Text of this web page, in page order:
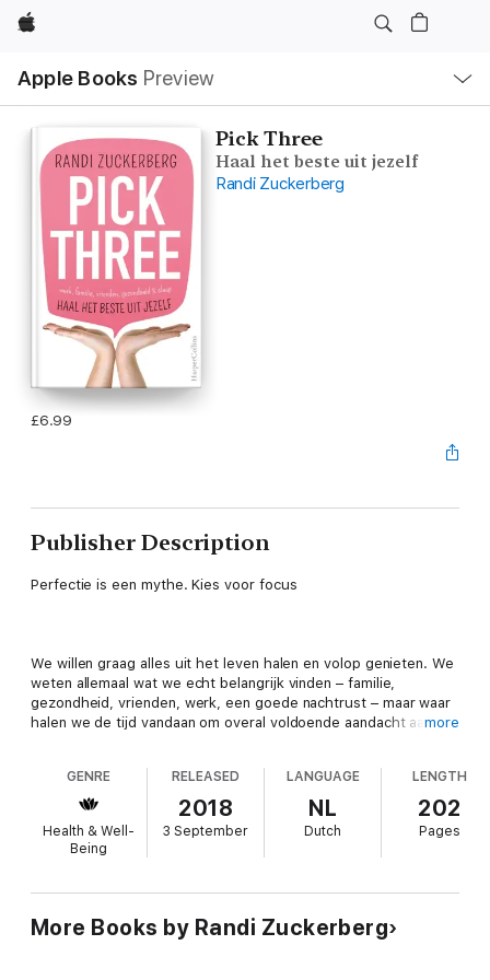
Apple
Apple Books Preview
Nav
Open
Menu
Pick Three
Haal het beste uit jezelf
Randi Zuckerberg
£6.99
Publisher Description
Perfectie is een mythe. Kies voor focus
We willen graag alles uit het leven halen en volop genieten. We
weten allemaal wat we echt belangrijk vinden – familie,
gezondheid, vrienden, werk, een goede nachtrust – maar waar
halen we de tijd vandaan om overal voldoende aandacht aan te
In Pick Three onderzoekt Randi Zuckerberg de mythe van
perfectie. Ze laat je zien waar mensen het gelukkigst van
worden, hoe social media mensen kan kwetsen en hoe je ze op
lezer aan het beste uit zichzelf te halen zonder alles perfect te
willen doen.
more
GENRE
Health & Well-
Being
RELEASED
2018
3 September
LANGUAGE
NL
Dutch
LENGTH
202
Pages
More Books by Randi Zuckerberg